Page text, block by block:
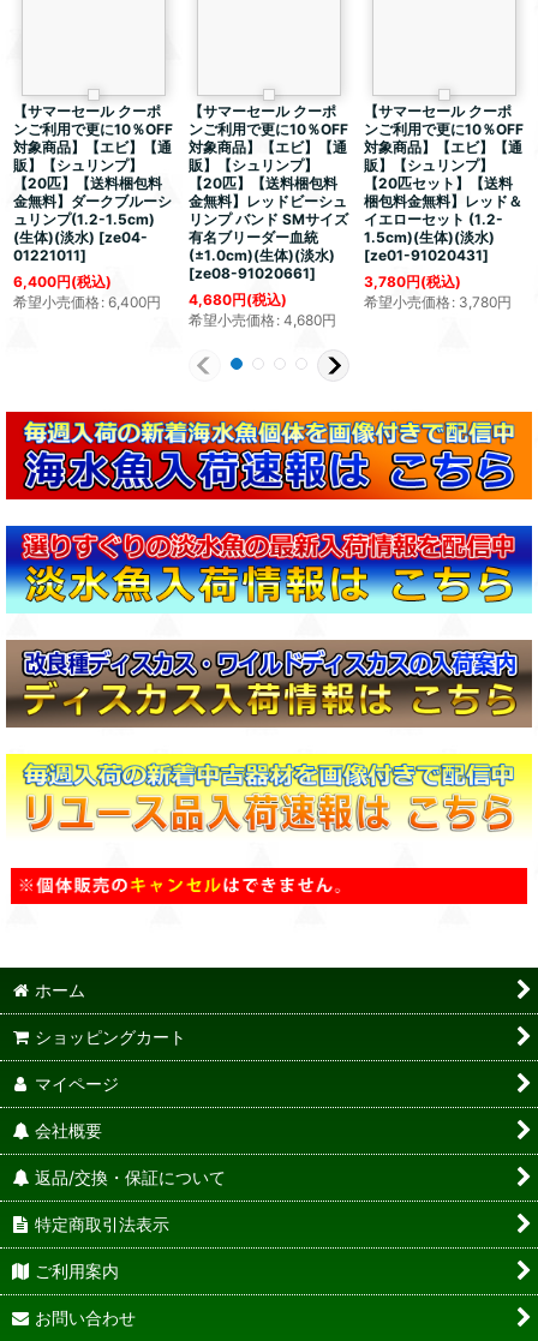
【サマーセール クーポ
ンご利用で更に10％OFF
対象商品】【エビ】【通
販】【シュリンプ】
【20匹】【送料梱包料
金無料】ダークブルーシ
ュリンプ(1.2-1.5cm)
(生体)(淡水) [ze04-
01221011]
6,400円(税込)
希望小売価格: 6,400円
【サマーセール クーポ
ンご利用で更に10％OFF
対象商品】【エビ】【通
販】【シュリンプ】
【20匹】【送料梱包料
金無料】レッドビーシュ
リンプ バンド SMサイズ
有名ブリーダー血統
(±1.0cm)(生体)(淡水)
[ze08-91020661]
4,680円(税込)
希望小売価格: 4,680円
【サマーセール クーポ
ンご利用で更に10％OFF
対象商品】【エビ】【通
販】【シュリンプ】
【20匹セット】【送料
梱包料金無料】レッド＆
イエローセット (1.2-
1.5cm)(生体)(淡水)
[ze01-91020431]
3,780円(税込)
希望小売価格: 3,780円
ホーム
ショッピングカート
マイページ
会社概要
返品/交換・保証について
特定商取引法表示
ご利用案内
お問い合わせ